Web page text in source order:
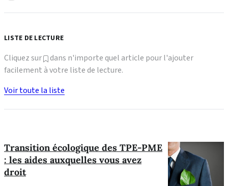
Transition écologique des TPE-PME
: les aides auxquelles vous avez
droit
LISTE DE LECTURE
Cliquez sur
dans n'importe quel article pour l'ajouter
facilement à votre liste de lecture.
Voir toute la liste